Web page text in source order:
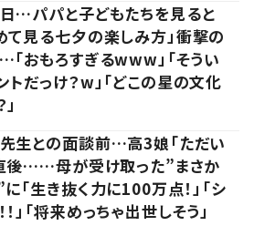
…パパと子どもたちを見ると
て見る七夕の楽しみ方」衝撃の
おもろすぎるwww」「そうい
トだっけ？w」「どこの星の文化
生との面談前…高3娘「ただい
後……母が受け取った”まさか
「生き抜く力に100万点！」「シ
！」「将来めっちゃ出世しそう」